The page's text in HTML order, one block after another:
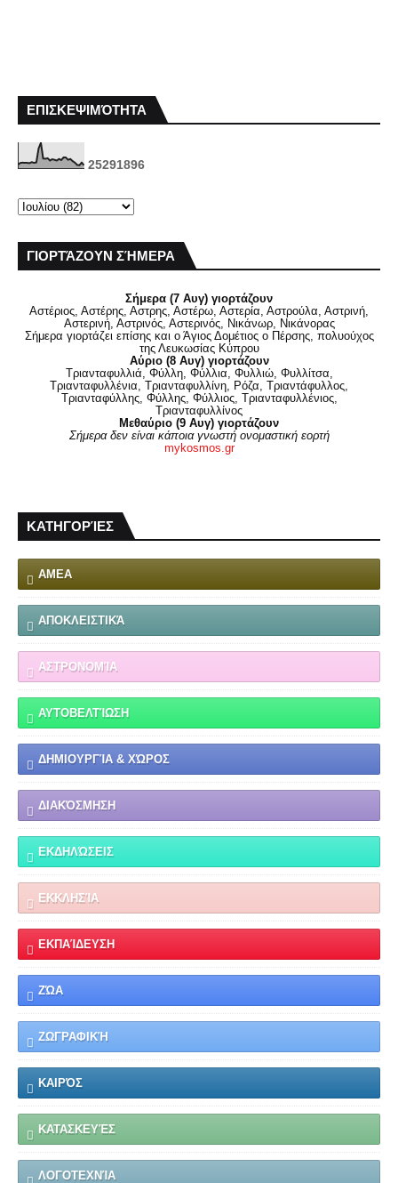
ΕΠΙΣΚΕΨΙΜΌΤΗΤΑ
25291896
ΓΙΟΡΤΆΖΟΥΝ ΣΉΜΕΡΑ
Σήμερα (7 Αυγ) γιορτάζουν
Αστέριος, Αστέρης, Αστρης, Αστέρω, Αστερία, Αστρούλα, Αστρινή,
Αστερινή, Αστρινός, Αστερινός, Νικάνωρ, Νικάνορας
Σήμερα γιορτάζει επίσης και ο Άγιος Δομέτιος ο Πέρσης, πολυούχος
της Λευκωσίας Κύπρου
Αύριο (8 Αυγ) γιορτάζουν
Τριανταφυλλιά, Φύλλη, Φύλλια, Φυλλιώ, Φυλλίτσα,
Τριανταφυλλένια, Τριανταφυλλίνη, Ρόζα, Τριαντάφυλλος,
Τριανταφύλλης, Φύλλης, Φύλλιος, Τριανταφυλλένιος,
Τριανταφυλλίνος
Μεθαύριο (9 Αυγ) γιορτάζουν
Σήμερα δεν είναι κάποια γνωστή ονομαστική εορτή
mykosmos.gr
ΚΑΤΗΓΟΡΊΕΣ
ΑΜΕΑ
ΑΠΟΚΛΕΙΣΤΙΚΆ
ΑΣΤΡΟΝΟΜΊΑ
ΑΥΤΟΒΕΛΤΊΩΣΗ
ΔΗΜΙΟΥΡΓΊΑ & ΧΏΡΟΣ
ΔΙΑΚΌΣΜΗΣΗ
ΕΚΔΗΛΏΣΕΙΣ
ΕΚΚΛΗΣΊΑ
ΕΚΠΑΊΔΕΥΣΗ
ΖΏΑ
ΖΩΓΡΑΦΙΚΉ
ΚΑΙΡΌΣ
ΚΑΤΑΣΚΕΥΈΣ
ΛΟΓΟΤΕΧΝΊΑ